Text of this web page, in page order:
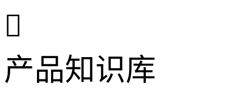

产品知识库